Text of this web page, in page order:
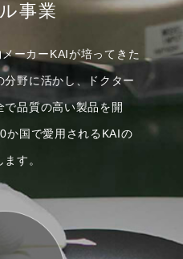
事業
ーカーKAIが培ってきた
分野に活かし、ドクター
で品質の高い製品を開
か国で愛用されるKAIの
す。